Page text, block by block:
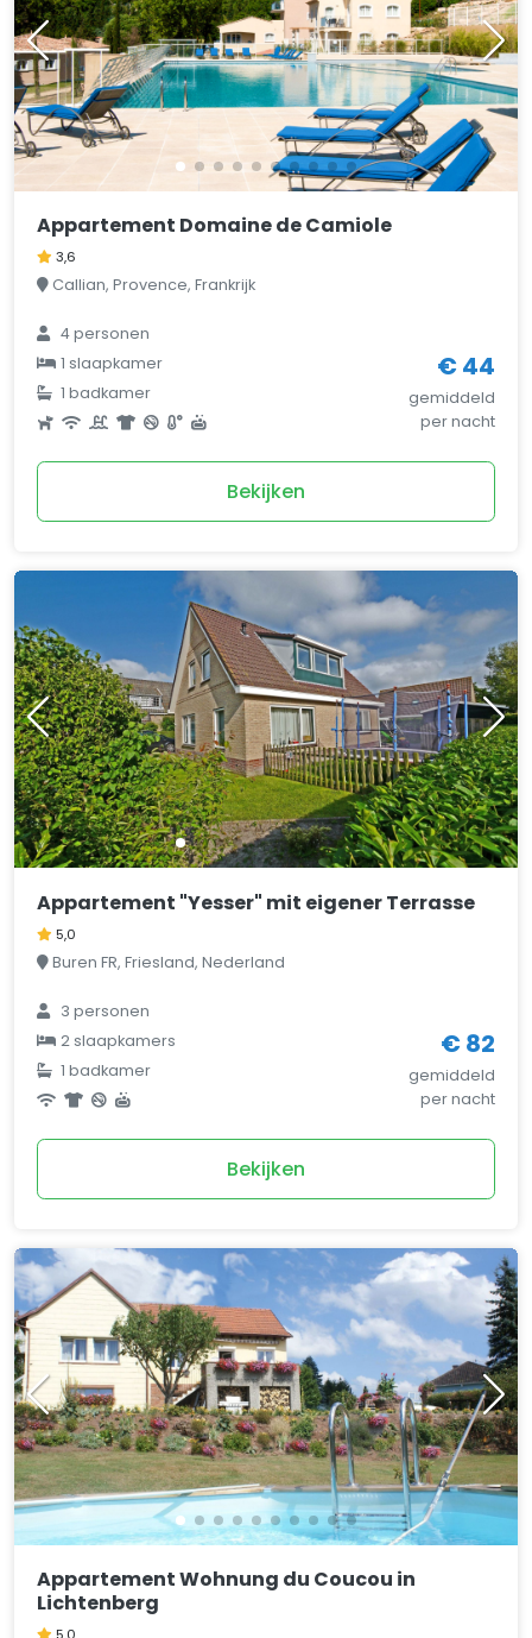
Appartement Domaine de Camiole
3,6
Callian, Provence, Frankrijk
4 personen
1 slaapkamer
1 badkamer
€ 44
gemiddeld
per nacht
Bekijken
Appartement "Yesser" mit eigener Terrasse
5,0
Buren FR, Friesland, Nederland
3 personen
2 slaapkamers
1 badkamer
€ 82
gemiddeld
per nacht
Bekijken
Appartement Wohnung du Coucou in
Lichtenberg